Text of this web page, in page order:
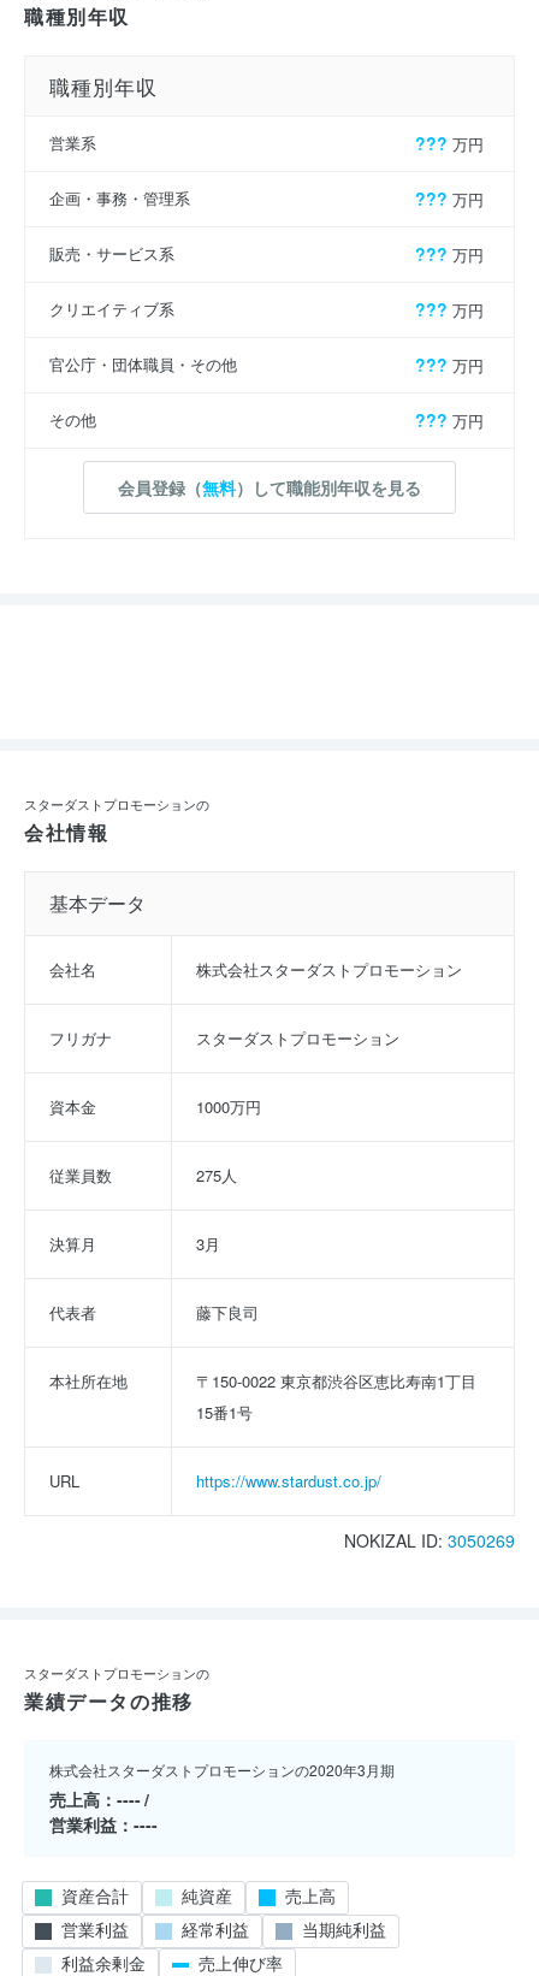
職種別年収
職種別年収
営業系 ??? 万円
企画・事務・管理系 ??? 万円
販売・サービス系 ??? 万円
クリエイティブ系 ??? 万円
官公庁・団体職員・その他 ??? 万円
その他 ??? 万円
会員登録（無料）して職能別年収を見る
スターダストプロモーションの
会社情報
基本データ
会社名 株式会社スターダストプロモーション
フリガナ スターダストプロモーション
資本金 1000万円
従業員数 275人
決算月 3月
代表者 藤下良司
本社所在地
〒150-0022 東京都渋谷区恵比寿南1丁目
15番1号
URL https://www.stardust.co.jp/
NOKIZAL ID: 3050269
スターダストプロモーションの
業績データの推移
株式会社スターダストプロモーションの2020年3月期
売上高
----
営業利益
----
資産合計 純資産
売上高
営業利益
経常利益
当期純利益
利益余剰金
売上伸び率